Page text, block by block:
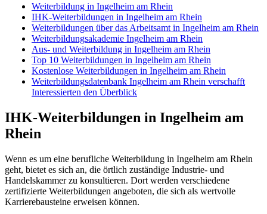
Weiterbildung in Ingelheim am Rhein
IHK-Weiterbildungen in Ingelheim am Rhein
Weiterbildungen über das Arbeitsamt in Ingelheim am Rhein
Weiterbildungsakademie Ingelheim am Rhein
Aus- und Weiterbildung in Ingelheim am Rhein
Top 10 Weiterbildungen in Ingelheim am Rhein
Kostenlose Weiterbildungen in Ingelheim am Rhein
Weiterbildungsdatenbank Ingelheim am Rhein verschafft
Interessierten den Überblick
IHK-Weiterbildungen in Ingelheim am
Rhein
Wenn es um eine berufliche Weiterbildung in Ingelheim am Rhein
geht, bietet es sich an, die örtlich zuständige Industrie- und
Handelskammer zu konsultieren. Dort werden verschiedene
zertifizierte Weiterbildungen angeboten, die sich als wertvolle
Karrierebausteine erweisen können.